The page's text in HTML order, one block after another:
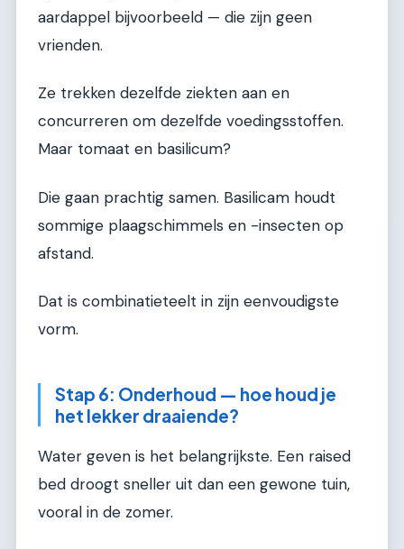
aardappel bijvoorbeeld — die zijn geen
vrienden.
Ze trekken dezelfde ziekten aan en
concurreren om dezelfde voedingsstoffen.
Maar tomaat en basilicum?
Die gaan prachtig samen. Basilicam houdt
sommige plaagschimmels en -insecten op
afstand.
Dat is combinatieteelt in zijn eenvoudigste
vorm.
Stap 6: Onderhoud — hoe houd je
het lekker draaiende?
Water geven is het belangrijkste. Een raised
bed droogt sneller uit dan een gewone tuin,
vooral in de zomer.